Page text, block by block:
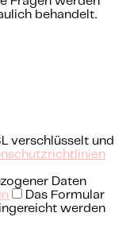
behandelt.
verschlüsselt und
Daten
Das Formular
werden